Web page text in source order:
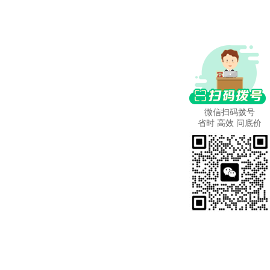
更多
微信扫码拨号
省时 高效 问底价